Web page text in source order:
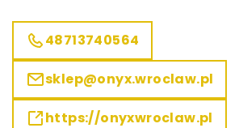
48713740564
sklep@onyx.wroclaw.pl
https://onyxwroclaw.pl